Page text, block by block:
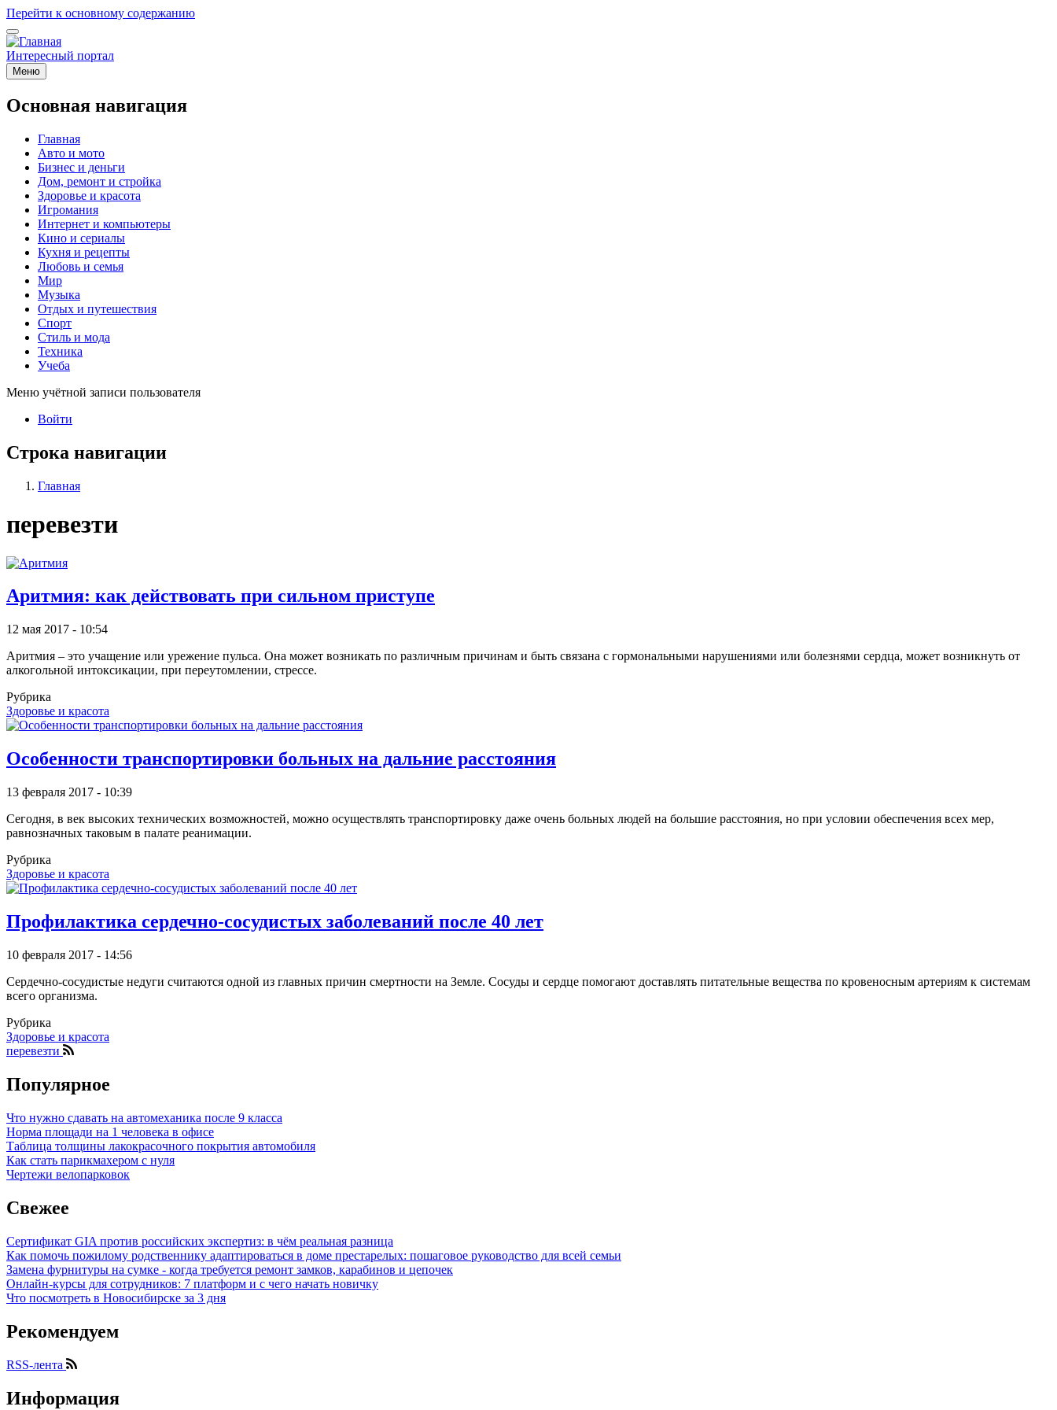
Перейти к основному содержанию
Интересный портал
Меню
Основная навигация
Главная
Авто и мото
Бизнес и деньги
Дом, ремонт и стройка
Здоровье и красота
Игромания
Интернет и компьютеры
Кино и сериалы
Кухня и рецепты
Любовь и семья
Мир
Музыка
Отдых и путешествия
Спорт
Стиль и мода
Техника
Учеба
Меню учётной записи пользователя
Войти
Строка навигации
Главная
перевезти
Аритмия: как действовать при сильном приступе
12 мая 2017 - 10:54
Аритмия – это учащение или урежение пульса. Она может возникать по различным причинам и быть связана с гормональными нарушениями или болезнями сердца, может возникнуть от
алкогольной интоксикации, при переутомлении, стрессе.
Рубрика
Здоровье и красота
Особенности транспортировки больных на дальние расстояния
13 февраля 2017 - 10:39
Сегодня, в век высоких технических возможностей, можно осуществлять транспортировку даже очень больных людей на большие расстояния, но при условии обеспечения всех мер,
равнозначных таковым в палате реанимации.
Рубрика
Здоровье и красота
Профилактика сердечно-сосудистых заболеваний после 40 лет
10 февраля 2017 - 14:56
Сердечно-сосудистые недуги считаются одной из главных причин смертности на Земле. Сосуды и сердце помогают доставлять питательные вещества по кровеносным артериям к системам
всего организма.
Рубрика
Здоровье и красота
перевезти
Популярное
Что нужно сдавать на автомеханика после 9 класса
Норма площади на 1 человека в офисе
Таблица толщины лакокрасочного покрытия автомобиля
Как стать парикмахером с нуля
Чертежи велопарковок
Свежее
Сертификат GIA против российских экспертиз: в чём реальная разница
Как помочь пожилому родственнику адаптироваться в доме престарелых: пошаговое руководство для всей семьи
Замена фурнитуры на сумке - когда требуется ремонт замков, карабинов и цепочек
Онлайн-курсы для сотрудников: 7 платформ и с чего начать новичку
Что посмотреть в Новосибирске за 3 дня
Рекомендуем
RSS-лента
Информация